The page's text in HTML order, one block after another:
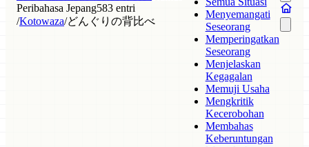
Peribahasa Jepang583 entri
/Kotowaza/どんぐりの背比べ
Menyemangati
Seseorang
Memperingatkan
Seseorang
Menjelaskan
Kegagalan
Memuji Usaha
Mengkritik
Kecerobohan
Membahas
Keberuntungan